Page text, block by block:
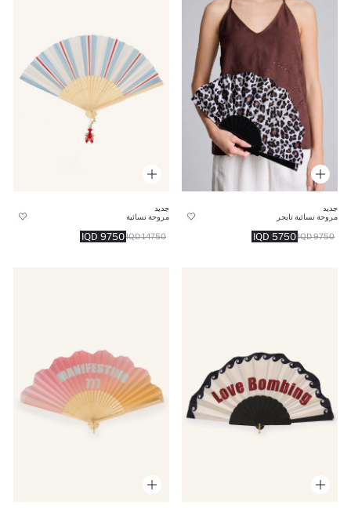
جديد
مروحة نسائية تايجر
5750 IQD 9750 IQD
جديد
مروحة نسائية
9750 IQD 14750 IQD